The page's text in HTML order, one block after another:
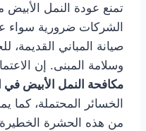
تمنع عودة النمل
الشركات ضرورية سواء
صيانة المباني القديمة،
وسلامة المبنى. إن
مكافحة النمل الأبيض في
الخسائر المحتملة، كما
من هذه الحشرة